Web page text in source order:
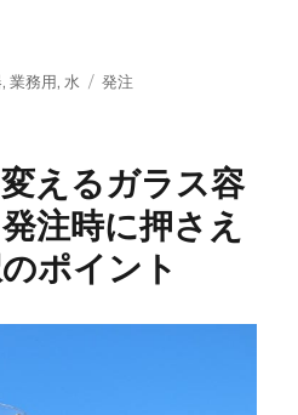
ガラス容器の実用性と選定ポ
,業務用, 水
タ
発注
えるガラス容
注時に押さえ
ポイント